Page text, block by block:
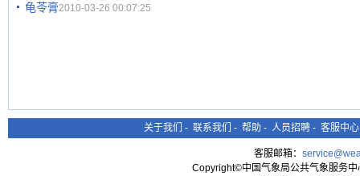
龟苓膏2010-03-26 00:07:25
关于我们 - 联系我们 - 帮助 - 人员招聘 - 客服中心
客服邮箱：
Copyright©中国气象局公共气象服务